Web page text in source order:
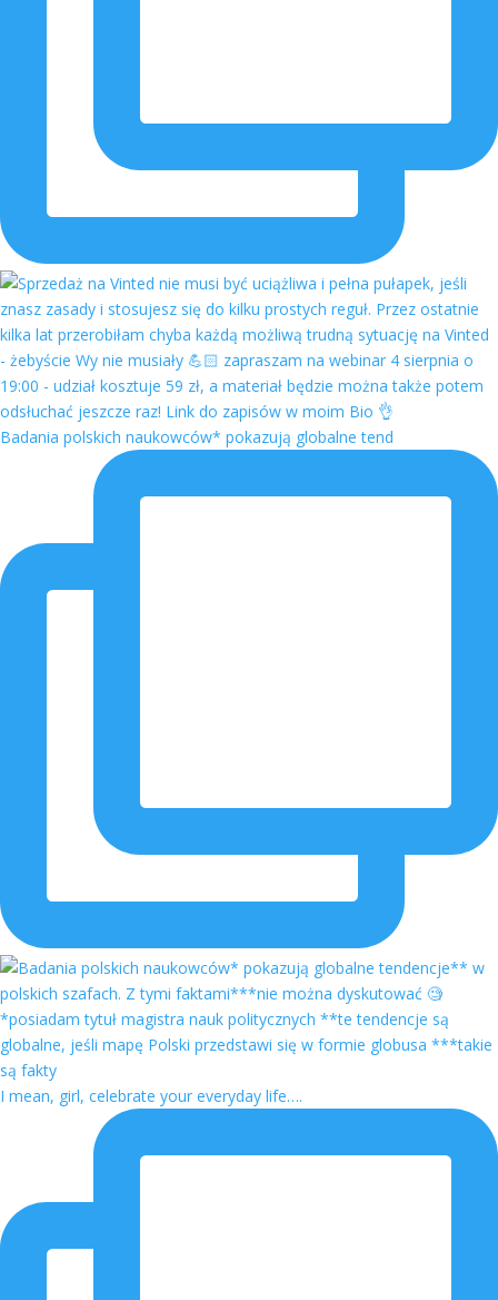
Badania polskich naukowców* pokazują globalne tend
I mean, girl, celebrate your everyday life….